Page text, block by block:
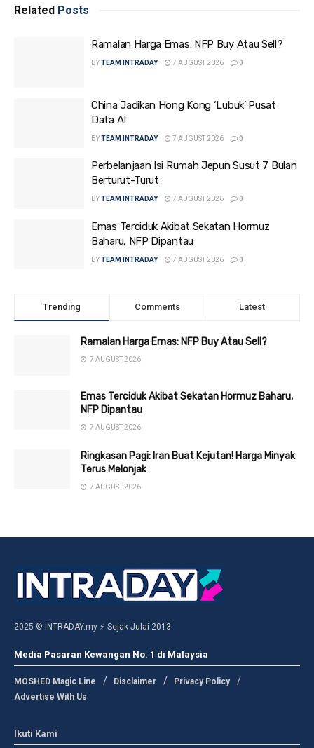
Related Posts
Ramalan Harga Emas: NFP Buy Atau Sell?
BY TEAM INTRADAY 7 AUGUST 2026 0
China Jadikan Hong Kong ‘Lubuk’ Pusat
Data AI
BYTEAM INTRADAY 7 AUGUST 2026 0
Perbelanjaan Isi Rumah Jepun Susut 7 Bulan
Berturut-Turut
BY TEAM INTRADAY 7 AUGUST 2026 0
Emas Terciduk Akibat Sekatan Hormuz
Baharu, NFP Dipantau
BYTEAM INTRADAY 7 AUGUST 2026 0
Trending Comments Latest
Ramalan Harga Emas: NFP Buy Atau Sell?
7 AUGUST 2026
Emas Terciduk Akibat Sekatan Hormuz Baharu,
NFP Dipantau
7 AUGUST 2026
Ringkasan Pagi: Iran Buat Kejutan! Harga Minyak
Terus Melonjak
7 AUGUST 2026
2025 © INTRADAY.my ⚡ Sejak Julai 2013.
Media Pasaran Kewangan No. 1 di Malaysia
MOSHED Magic Line Disclaimer
Privacy Policy
Advertise With Us
Ikuti Kami